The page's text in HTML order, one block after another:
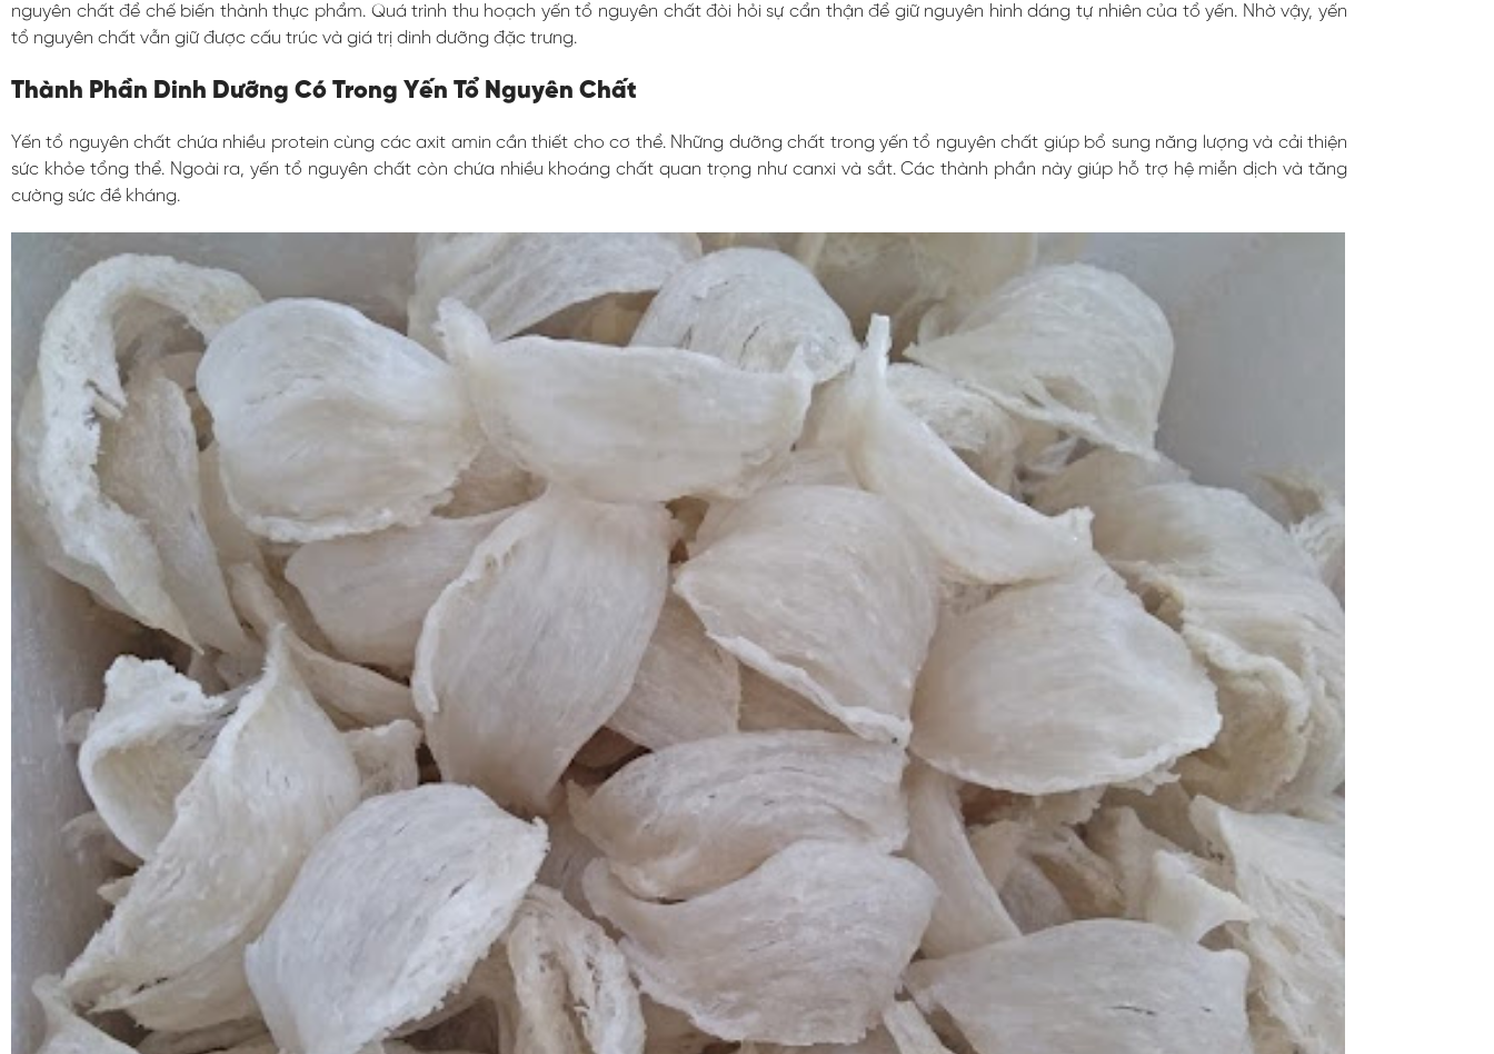
nguyên chất để chế biến thành thực phẩm. Quá trình thu hoạch yến tổ nguyên chất đòi hỏi sự cẩn thận để giữ nguyên hình dáng tự nhiên của tổ yến. Nhờ vậy, yến
tổ nguyên chất vẫn giữ được cấu trúc và giá trị dinh dưỡng đặc trưng.
Thành Phần Dinh Dưỡng Có Trong Yến Tổ Nguyên Chất
Yến tổ nguyên chất chứa nhiều protein cùng các axit amin cần thiết cho cơ thể. Những dưỡng chất trong yến tổ nguyên chất giúp bổ sung năng lượng và cải thiện
sức khỏe tổng thể. Ngoài ra, yến tổ nguyên chất còn chứa nhiều khoáng chất quan trọng như canxi và sắt. Các thành phần này giúp hỗ trợ hệ miễn dịch và tăng
cường sức đề kháng.